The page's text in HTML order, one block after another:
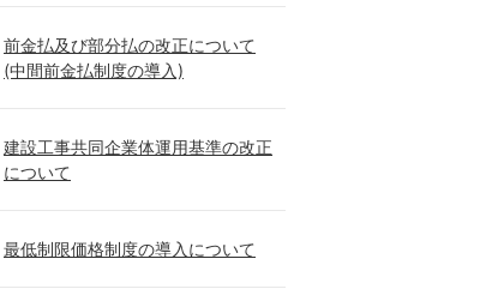
前金払及び部分払の改正について
(中間前金払制度の導入)
建設工事共同企業体運用基準の改正
について
最低制限価格制度の導入について